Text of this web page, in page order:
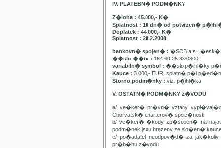
IV. PLATEBN� PODM�NKY
Z�loha : 45.000,- K�
Splatnost : 10 dn� od potvrzen�
Doplatek : 44.000,- K�
Splatnost : 28.2.2008
bankovn� spojen� : �SOB a.s., �esk�
��slo ��tu : 164 69 25 33/0300
variabiln� symbol : ��slo p�ihl�ky
Kauce : 3.000,- EUR, splatn� p�i
Storno podm�nky : viz. p�ihl�ka
V. OSTATN� PODM�NKY Z�VODU
a/ ve�ker� pr�vn� vztahy
Chorvatsk� charterov� spole�nosti
b/ ve�ker� �kody zp�soben� na
podm�nek jsou hrazeny ze slo�en� kauce
c/ po�adatel neodpov�d� za
pr�b�hu z�vodu